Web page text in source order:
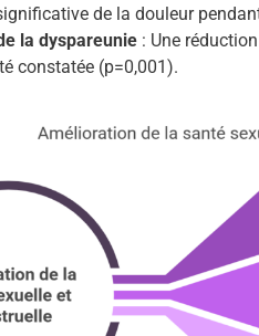
de la douleur
la dyspareunie : Une
constatée (p=0,001).